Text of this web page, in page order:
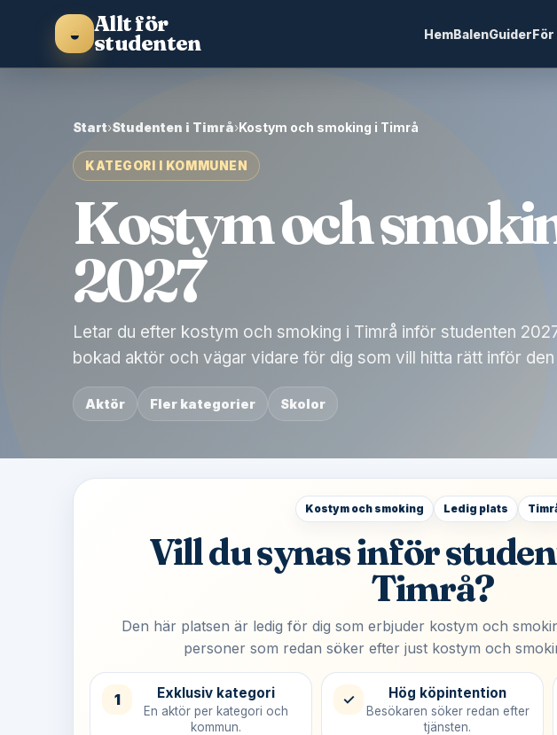
◒ Allt för
studenten HemBalenGuider
Start›Studenten i Timrå›Kostym och smoking i Timrå
KATEGORI I KOMMUNEN
Kostym och
2027
Letar du efter kostym och smoking i Timrå inför studenten
bokad aktör och vägar vidare för dig som vill hitta rätt inför
Aktör Fler kategorier Skolor
Kostym och smoking Ledig plats
Vill du synas inför
Timrå?
Den här platsen är ledig för dig som erbjuder kostym och
personer som redan söker efter just kostym och
1 Exklusiv kategori
En aktör per kategori och
kommun.
✓ Hög köpintention
Besökaren söker redan efter
tjänsten.